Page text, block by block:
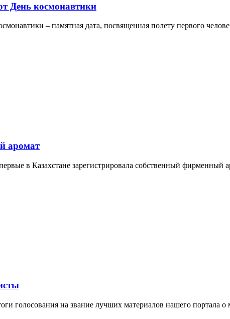
День космонавтики
– памятная дата, посвященная полету первого
аромат
в Казахстане зарегистрировала собственный
голосования на звание лучших материалов нашего портала